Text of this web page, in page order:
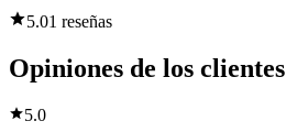
5.01 reseñas
Opiniones de los clientes
5.0